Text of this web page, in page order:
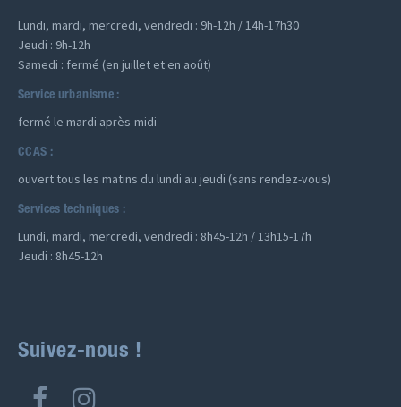
Lundi, mardi, mercredi, vendredi : 9h-12h / 14h-17h30
Jeudi : 9h-12h
Samedi : fermé (en juillet et en août)
Service urbanisme :
fermé le mardi après-midi
CCAS :
ouvert tous les matins du lundi au jeudi (sans rendez-vous)
Services techniques :
Lundi, mardi, mercredi, vendredi : 8h45-12h / 13h15-17h
Jeudi : 8h45-12h
Suivez-nous !